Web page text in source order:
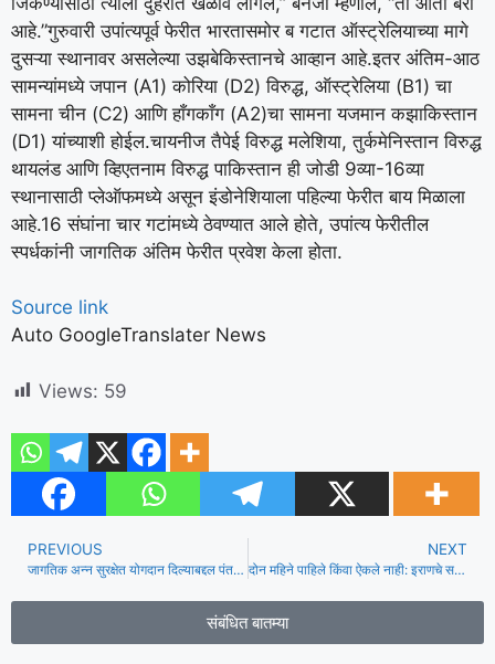
आहे.”गुरुवारी उपांत्यपूर्व फेरीत भारतासमोर ब गटात ऑस्ट्रेलियाच्या मागे
दुसऱ्या स्थानावर असलेल्या उझबेकिस्तानचे आव्हान आहे.इतर अंतिम-आठ
सामन्यांमध्ये जपान (A1) कोरिया (D2) विरुद्ध, ऑस्ट्रेलिया (B1) चा
सामना चीन (C2) आणि हाँगकाँग (A2)चा सामना यजमान कझाकिस्तान
(D1) यांच्याशी होईल.चायनीज तैपेई विरुद्ध मलेशिया, तुर्कमेनिस्तान विरुद्ध
थायलंड आणि व्हिएतनाम विरुद्ध पाकिस्तान ही जोडी 9व्या-16व्या
स्थानासाठी प्लेऑफमध्ये असून इंडोनेशियाला पहिल्या फेरीत बाय मिळाला
आहे.16 संघांना चार गटांमध्ये ठेवण्यात आले होते, उपांत्य फेरीतील
स्पर्धकांनी जागतिक अंतिम फेरीत प्रवेश केला होता.
Source link
Auto GoogleTranslater News
Views: 59
PREVIOUS
जागतिक अन्न सुरक्षेत योगदान दिल्याबद्दल पंतप्रधान मोदींनी अन्न आणि कृषी संघटनेचा सर्वोच्च सन्मान ॲग्रिकोला पदक प्रदान केला
NEXT
दोन महिने पाहिले किंवा ऐकले नाही: इराणचे सर्वोच्च नेते मोजतबा खमेनी कुठे आहेत?
संबंधित बातम्या